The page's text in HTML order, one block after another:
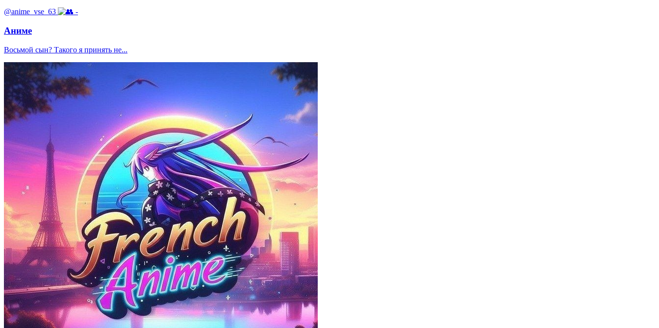
@anime_vse_63 -
Аниме
Восьмой сын? Такого я принять не...